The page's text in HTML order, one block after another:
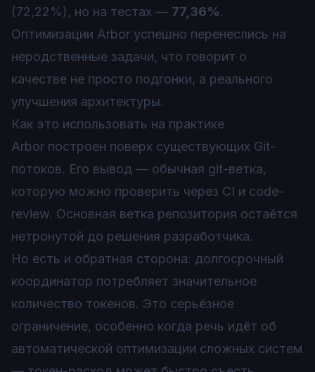
(72,22%), но на тестах — 77,36%.
Оптимизации Arbor успешно перенеслись на
неродственные задачи, что говорит о
качестве не просто подгонки, а реального
улучшения архитектуры.
Как это использовать на практике
Arbor построен поверх существующих Git-
потоков. Его вывод — обычная git-ветка,
которую можно проверить через CI и code-
review. Основная ветка репозитория остаётся
нетронутой до решения разработчика.
Но есть и обратная сторона: долгосрочный
координатор потребляет значительное
количество токенов. Это серьёзное
ограничение, особенно когда речь идёт об
автоматической оптимизации сложных систем